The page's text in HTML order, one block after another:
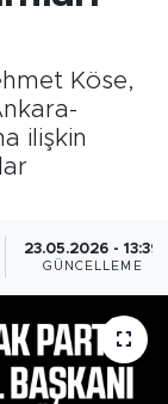
Köse,
ilişkin
23.05.2026 - 13:39
GÜNCELLEME